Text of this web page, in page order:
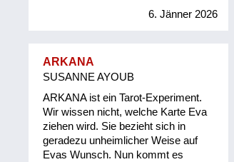
6. Jänner 2026
ARKANA
SUSANNE AYOUB
ARKANA ist ein Tarot-Experiment.
Wir wissen nicht, welche Karte Eva
ziehen wird. Sie bezieht sich in
geradezu unheimlicher Weise auf
Evas Wunsch. Nun kommt es